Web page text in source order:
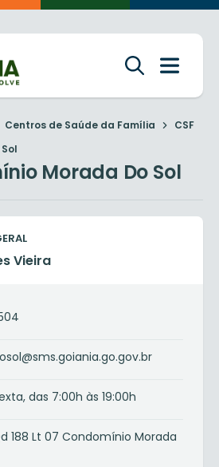
Centros de Saúde da Família
CSF
Morada Do Sol
Vieira
das 7:00h às 19:00h
188 Lt 07 Condomínio Morada